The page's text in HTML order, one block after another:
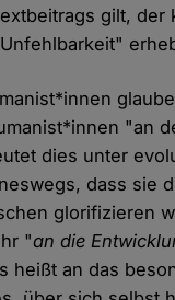
gilt, der
"an
dies unter
dass sie
glorifizieren
"an die
heißt an das